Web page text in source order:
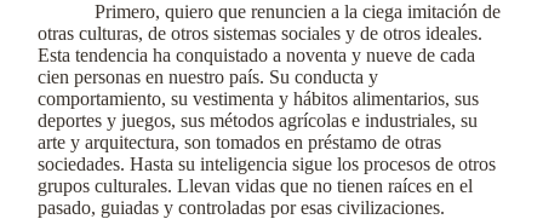
Primero, quiero que renuncien a la ciega imitación de
otras culturas, de otros sistemas sociales y de otros ideales.
Esta tendencia ha conquistado a noventa y nueve de cada
cien personas en nuestro país. Su conducta y
comportamiento, su vestimenta y hábitos alimentarios, sus
deportes y juegos, sus métodos agrícolas e industriales, su
arte y arquitectura, son tomados en préstamo de otras
sociedades. Hasta su inteligencia sigue los procesos de otros
grupos culturales. Llevan vidas que no tienen raíces en el
pasado, guiadas y controladas por esas civilizaciones.